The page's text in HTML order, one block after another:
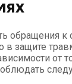
обращения
в защите